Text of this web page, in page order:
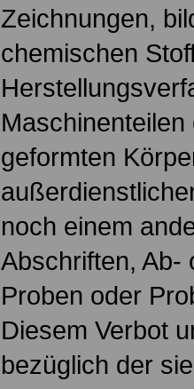
Zeichnungen,
chemischen
geformten
noch einem
Abschriften, Ab-
Proben oder
Diesem Verbot
bezüglich der